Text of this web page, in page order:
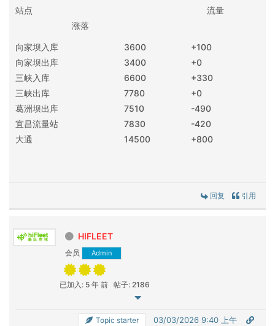
站点 流量
涨落
向家坝入库 3600
+100
向家坝出库
3400
+0
三峡入库
6600
+330
三峡出库
7780
+0
葛洲坝出库
7510
-490
宜昌流量站
7830
-420
大通
14500 +800
回复 引用
HIFLEET
会员 Admin
已加入: 5 年 前 帖子: 2186
Topic starter 03/03/2026 9:40 上午